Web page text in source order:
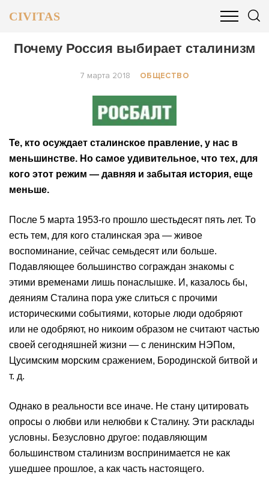
CIVITAS
ОБЩЕСТВО БИЗНЕС И ФИНАНСЫ
Почему Россия выбирает сталинизм
7 марта 2018 ОБЩЕСТВО
Те, кто осуждает сталинское правление, у нас в
меньшинстве. Но самое удивительное, что тех, для
кого этот режим — давняя и забытая история, еще
меньше.
После 5 марта 1953-го прошло шестьдесят пять лет. То
есть тем, для кого сталинская эра — живое
воспоминание, сейчас семьдесят или больше.
Подавляющее большинство сограждан знакомы с
этими временами лишь понаслышке. И, казалось бы,
деяниям Сталина пора уже слиться с прочими
историческими событиями, которые люди одобряют
или не одобряют, но никоим образом не считают частью
своей сегодняшней жизни — с ленинским НЭПом,
Цусимским морским сражением, Бородинской битвой и
т. д.
Однако в реальности все иначе. Не стану цитировать
опросы о любви или нелюбви к Сталину. Эти расклады
условны. Безусловно другое: подавляющим
большинством сталинизм воспринимается не как
ушедшее прошлое, а как часть настоящего.